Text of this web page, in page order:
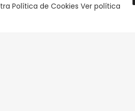
Política de Cookies Ver política